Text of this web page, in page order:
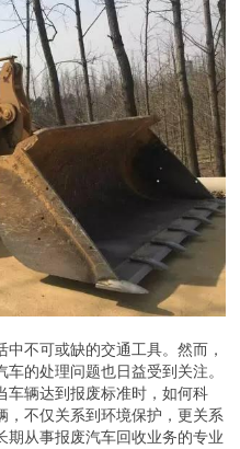
不可或缺的交通工具。然而，
的处理问题也日益受到关注。
车辆达到报废标准时，如何科
，不仅关系到环境保护，更关系
期从事报废汽车回收业务的专业